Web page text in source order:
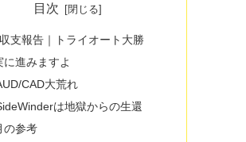
目次
支報告｜トライオート大勝
に進みますよ
CAD大荒れ
は地獄からの生還
の参考